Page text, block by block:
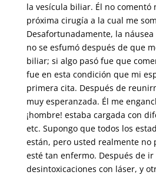
la vesícula biliar. Él no comentó
próxima cirugía a la cual me
Desafortunadamente, la
no se esfumó después de que
biliar; si algo pasó fue que
fue en esta condición que mi
primera cita. Después de
muy esperanzada. Él me
¡hombre! estaba cargada con
etc. Supongo que todos los
están, pero usted realmente no
esté tan enfermo. Después de
desintoxicaciones con láser, y